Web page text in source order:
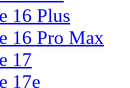
16 Plus
16 Pro Max
17
17e